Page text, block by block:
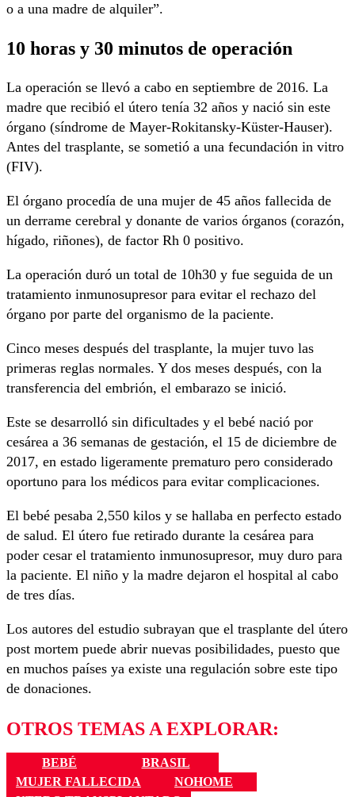
o a una madre de alquiler”.
10 horas y 30 minutos de operación
La operación se llevó a cabo en septiembre de 2016. La
madre que recibió el útero tenía 32 años y nació sin este
órgano (síndrome de Mayer-Rokitansky-Küster-Hauser).
Antes del trasplante, se sometió a una fecundación in vitro
(FIV).
El órgano procedía de una mujer de 45 años fallecida de
un derrame cerebral y donante de varios órganos (corazón,
hígado, riñones), de factor Rh 0 positivo.
La operación duró un total de 10h30 y fue seguida de un
tratamiento inmunosupresor para evitar el rechazo del
órgano por parte del organismo de la paciente.
Cinco meses después del trasplante, la mujer tuvo las
primeras reglas normales. Y dos meses después, con la
transferencia del embrión, el embarazo se inició.
Este se desarrolló sin dificultades y el bebé nació por
cesárea a 36 semanas de gestación, el 15 de diciembre de
2017, en estado ligeramente prematuro pero considerado
oportuno para los médicos para evitar complicaciones.
El bebé pesaba 2,550 kilos y se hallaba en perfecto estado
de salud. El útero fue retirado durante la cesárea para
poder cesar el tratamiento inmunosupresor, muy duro para
la paciente. El niño y la madre dejaron el hospital al cabo
de tres días.
Los autores del estudio subrayan que el trasplante del útero
post mortem puede abrir nuevas posibilidades, puesto que
en muchos países ya existe una regulación sobre este tipo
de donaciones.
OTROS TEMAS A EXPLORAR:
BEBÉ
BRASIL
MUJER FALLECIDA
NOHOME